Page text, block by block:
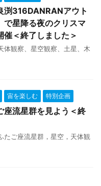
渕316DANRANアウト
で星降る夜のクリスマ
催＜終了しました＞
体観察、星空観察、土星、木
宙を楽しむ 特別企画
流星群を見よう＜終
たご座流星群，星空，天体観